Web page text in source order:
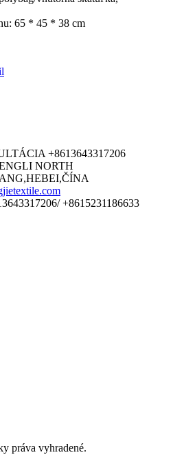
65 * 45 * 38 cm
+8613643317206
NORTH
+8615231186633
práva vyhradené.